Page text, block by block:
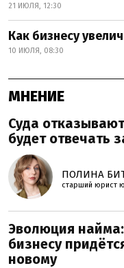
21 ИЮЛЯ, 12:30
Как бизнесу
10 ИЮЛЯ, 08:30
МНЕНИЕ
Суда
будет отвечать
ПОЛИНА
старший юрист
Эволюция
бизнесу
новому